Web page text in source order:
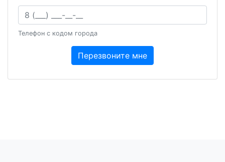
Ваш телефон
Телефон с кодом города
Перезвоните мне